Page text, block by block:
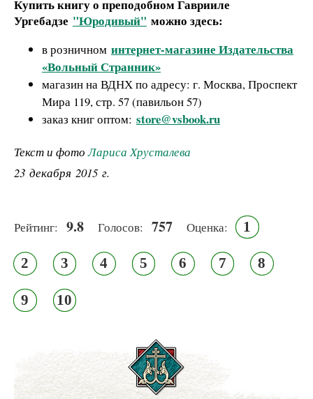
Купить книгу о преподобном Гаврииле
Ургебадзе "Юродивый" можно здесь:
в розничном интернет-магазине Издательства
«Вольный Странник»
магазин на ВДНХ по адресу: г. Москва, Проспект
Мира 119, стр. 57 (павильон 57)
заказ книг оптом: store@vsbook.ru
Текст и фотоЛариса Хрусталева
23 декабря 2015 г.
Рейтинг: 9.8 Голосов: 757 Оценка: 1
2 3 4 5 6 7 8
9 10